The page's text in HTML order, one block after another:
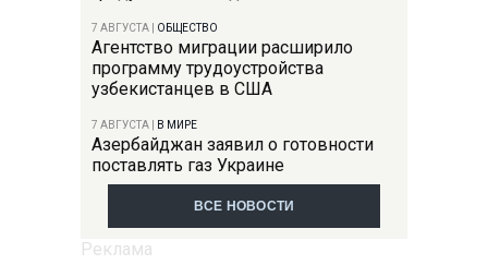
7 АВГУСТА ОБЩЕСТВО
Агентство миграции расширило
программу трудоустройства
узбекистанцев в США
7 АВГУСТА В МИРЕ
Азербайджан заявил о готовности
поставлять газ Украине
ВСЕ НОВОСТИ